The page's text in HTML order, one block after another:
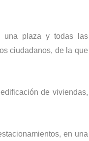
una plaza y todas las
ciudadanos, de la que
de viviendas,
en una